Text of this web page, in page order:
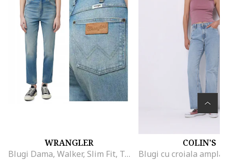
WRANGLER
Blugi Dama, Walker, Slim Fit, Talie Medie, 5 Buzunare, Lungi, Fermoar, Bumbac, W28-L30 US, Albastru
COLIN'S